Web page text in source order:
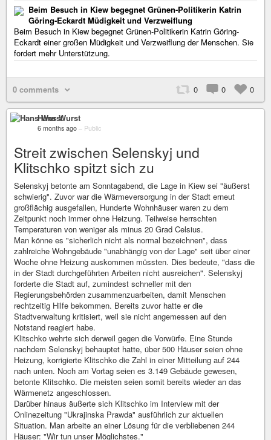
Beim Besuch in Kiew begegnet Grünen-Politikerin Katrin
Göring-Eckardt Müdigkeit und Verzweiflung
Beim Besuch in Kiew begegnet Grünen-Politikerin Katrin Göring-
Eckardt einer großen Müdigkeit und Verzweiflung der Menschen. Sie
fordert mehr Unterstützung.
0 comments 0 0 0
Hans Wurst
6 months ago – Public
Streit zwischen Selenskyj und
Klitschko spitzt sich zu
Selenskyj betonte am Sonntagabend, die Lage in Kiew sei "äußerst
schwierig". Zuvor war die Wärmeversorgung in der Stadt erneut
großflächig ausgefallen, Hunderte Wohnhäuser waren zu dem
Zeitpunkt noch immer ohne Heizung. Teilweise herrschten
Temperaturen von weniger als minus 20 Grad Celsius.
Man könne es "sicherlich nicht als normal bezeichnen", dass
zahlreiche Wohngebäude "unabhängig von der Lage" seit über einer
Woche ohne Heizung auskommen müssten. Dies bedeute, "dass die
in der Stadt durchgeführten Arbeiten nicht ausreichen". Selenskyj
forderte die Stadt auf, zumindest schneller mit den
Regierungsbehörden zusammenzuarbeiten, damit Menschen
rechtzeitig Hilfe bekommen. Bereits zuvor hatte er die
Stadtverwaltung kritisiert, weil sie nicht angemessen auf den
Notstand reagiert habe.
Klitschko wehrte sich derweil gegen die Vorwürfe. Eine Stunde
nachdem Selenskyj behauptet hatte, über 500 Häuser seien ohne
Heizung, korrigierte Klitschko die Zahl in einer Mitteilung auf 244
nach unten. Noch am Vortag seien es 3.149 Gebäude gewesen,
betonte Klitschko. Die meisten seien somit bereits wieder an das
Wärmenetz angeschlossen.
Darüber hinaus äußerte sich Klitschko im Interview mit der
Onlinezeitung "Ukrajinska Prawda" ausführlich zur aktuellen
Situation. Man arbeite an einer Lösung für die verbliebenen 244
Häuser: "Wir tun unser Möglichstes."